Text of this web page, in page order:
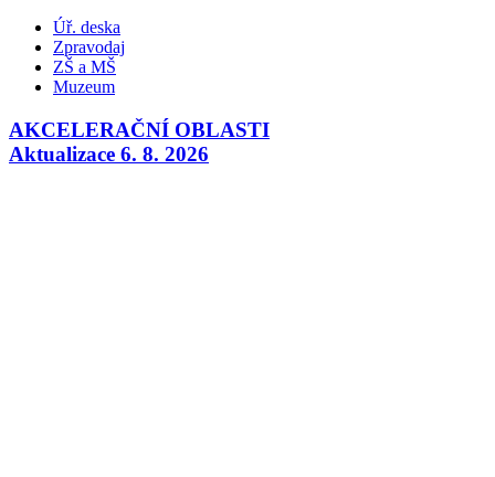
Úř. deska
Zpravodaj
ZŠ a MŠ
Muzeum
AKCELERAČNÍ OBLASTI
Aktualizace 6. 8. 2026